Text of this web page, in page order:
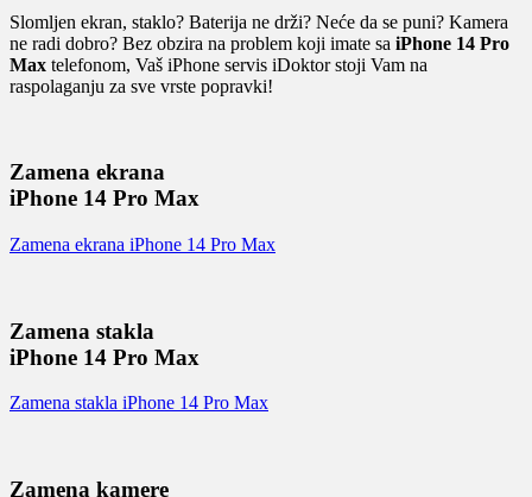
Slomljen ekran, staklo? Baterija ne drži? Neće da se puni? Kamera
ne radi dobro? Bez obzira na problem koji imate sa iPhone 14 Pro
Max telefonom, Vaš iPhone servis iDoktor stoji Vam na
raspolaganju za sve vrste popravki!
Zamena ekrana
iPhone 14 Pro Max
Zamena ekrana iPhone 14 Pro Max
Zamena stakla
iPhone 14 Pro Max
Zamena stakla iPhone 14 Pro Max
Zamena kamere